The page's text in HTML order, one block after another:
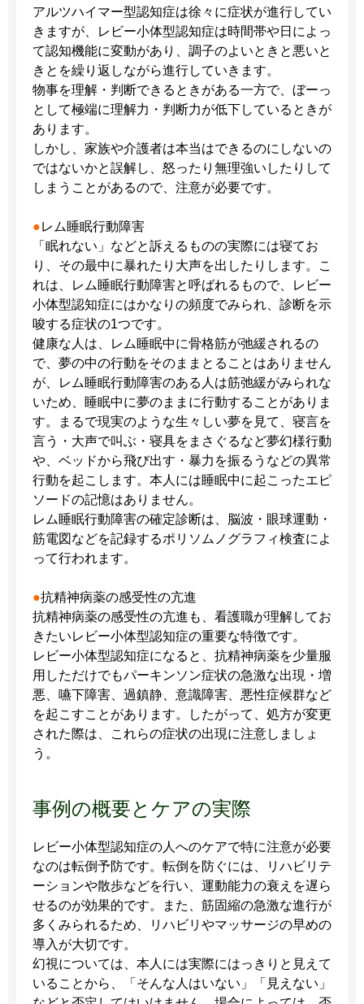
アルツハイマー型認知症は徐々に症状が進行してい
きますが、レビー小体型認知症は時間帯や日によっ
て認知機能に変動があり、調子のよいときと悪いと
きとを繰り返しながら進行していきます。
物事を理解・判断できるときがある一方で、ぼーっ
として極端に理解力・判断力が低下しているときが
あります。
しかし、家族や介護者は本当はできるのにしないの
ではないかと誤解し、怒ったり無理強いしたりして
しまうことがあるので、注意が必要です。
●レム睡眠行動障害
「眠れない」などと訴えるものの実際には寝てお
り、その最中に暴れたり大声を出したりします。こ
れは、レム睡眠行動障害と呼ばれるもので、レビー
小体型認知症にはかなりの頻度でみられ、診断を示
唆する症状の1つです。
健康な人は、レム睡眠中に骨格筋が弛緩されるの
で、夢の中の行動をそのままとることはありません
が、レム睡眠行動障害のある人は筋弛緩がみられな
いため、睡眠中に夢のままに行動することがありま
す。まるで現実のような生々しい夢を見て、寝言を
言う・大声で叫ぶ・寝具をまさぐるなど夢幻様行動
や、ベッドから飛び出す・暴力を振るうなどの異常
行動を起こします。本人には睡眠中に起こったエピ
ソードの記憶はありません。
レム睡眠行動障害の確定診断は、脳波・眼球運動・
筋電図などを記録するポリソムノグラフィ検査によ
って行われます。
●抗精神病薬の感受性の亢進
抗精神病薬の感受性の亢進も、看護職が理解してお
きたいレビー小体型認知症の重要な特徴です。
レビー小体型認知症になると、抗精神病薬を少量服
用しただけでもパーキンソン症状の急激な出現・増
悪、嚥下障害、過鎮静、意識障害、悪性症候群など
を起こすことがあります。したがって、処方が変更
された際は、これらの症状の出現に注意しましょ
う。
事例の概要とケアの実際
レビー小体型認知症の人へのケアで特に注意が必要
なのは転倒予防です。転倒を防ぐには、リハビリテ
ーションや散歩などを行い、運動能力の衰えを遅ら
せるのが効果的です。また、筋固縮の急激な進行が
多くみられるため、リハビリやマッサージの早めの
導入が大切です。
幻視については、本人には実際にはっきりと見えて
いることから、「そんな人はいない」「見えない」